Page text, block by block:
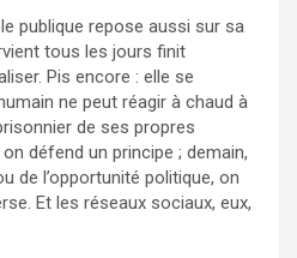
publique repose aussi sur sa
tous les jours finit
Pis encore : elle se
ne peut réagir à chaud à
de ses propres
défend un principe ; demain,
de l’opportunité politique, on
Et les réseaux sociaux, eux,